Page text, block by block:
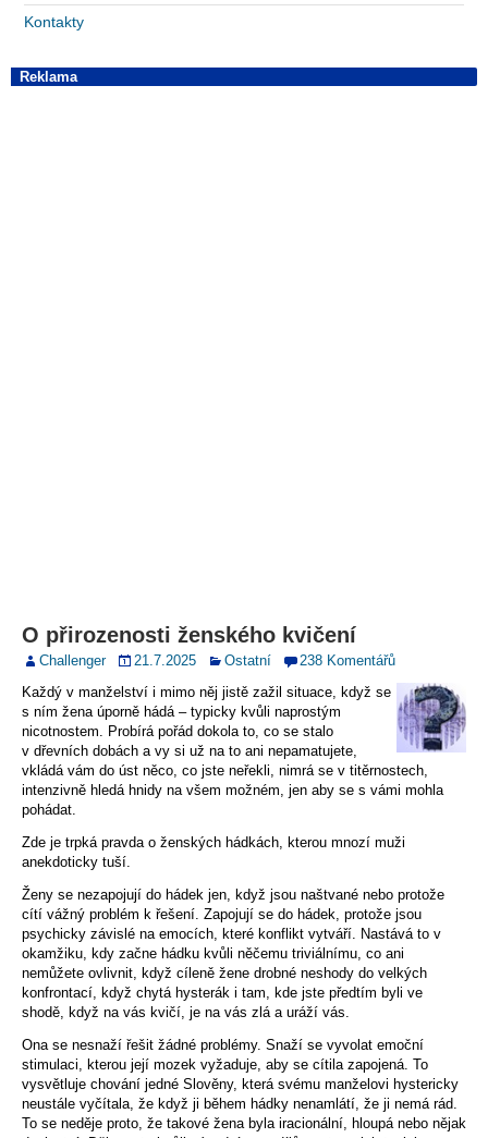
Kontakty
Reklama
O přirozenosti ženského kvičení
Challenger 21.7.2025 Ostatní
238 Komentářů
Každý v manželství i mimo něj jistě zažil situace, když se
s ním žena úporně hádá – typicky kvůli naprostým
nicotnostem.
Probírá pořád dokola to, co se stalo
v dřevních dobách a vy si už na to ani nepamatujete,
vkládá vám do úst něco, co jste neřekli, nimrá se v titěrnostech,
intenzivně hledá hnidy na všem možném, jen aby se s vámi mohla
pohádat.
Zde je trpká pravda o ženských hádkách, kterou mnozí muži
anekdoticky tuší.
Ženy se nezapojují do hádek jen, když jsou naštvané nebo protože
cítí vážný problém k řešení. Zapojují se do hádek, protože jsou
psychicky závislé na emocích, které konflikt vytváří. Nastává to v
okamžiku, kdy začne hádku kvůli něčemu triviálnímu, co ani
nemůžete ovlivnit, když cíleně žene drobné neshody do velkých
konfrontací, když chytá hysterák i tam, kde jste předtím byli ve
shodě, když na vás kvičí, je na vás zlá a uráží vás.
Ona se nesnaží řešit žádné problémy. Snaží se vyvolat emoční
stimulaci, kterou její mozek vyžaduje, aby se cítila zapojená. To
vysvětluje chování jedné Slověny, která svému manželovi hystericky
neustále vyčítala, že když ji během hádky nenamlátí, že ji nemá rád.
To se neděje proto, že takové žena byla iracionální, hloupá nebo nějak